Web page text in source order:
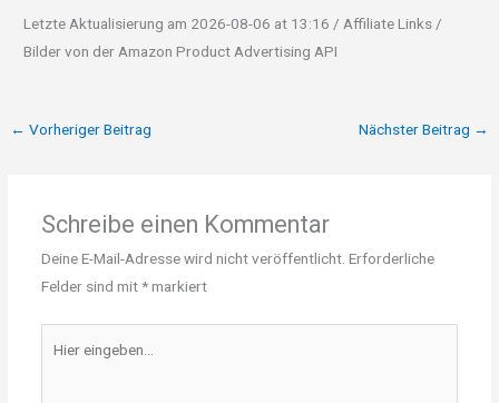
Letzte Aktualisierung am 2026-08-06 at 13:16 / Affiliate Links /
Bilder von der Amazon Product Advertising API
← Vorheriger Beitrag Nächster Beitrag →
Schreibe einen Kommentar
Deine E-Mail-Adresse wird nicht veröffentlicht. Erforderliche
Felder sind mit*markiert
eingeben…